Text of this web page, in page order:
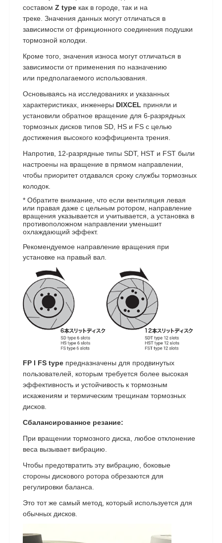
составом Z type как в городе, так и на
треке. Значения данных могут отличаться в
зависимости от фрикционного соединения подушки
тормозной колодки.
Кроме того, значения износа могут отличаться в
зависимости от применения по назначению
или предполагаемого использования.
Основываясь на исследованиях и указанных
характеристиках, инженеры DIXCEL приняли и
установили обратное вращение для 6-разрядных
тормозных дисков типов SD, HS и FS с целью
достижения высокого коэффициента трения.
Напротив, 12-разрядные типы SDT, HST и FST были
настроены на вращение в прямом направлении,
чтобы приоритет отдавался сроку службы тормозных
колодок.
* Обратите внимание, что если вентиляция левая
или правая даже с цельным ротором, направление
вращения указывается и учитывается, а установка в
противоположном направлении уменьшит
охлаждающий эффект.
Рекомендуемое направление вращения при
установке на правый вал.
FP I FS type предназначены для продвинутых
пользователей, которым требуется более высокая
эффективность и устойчивость к тормозным
искажениям и термическим трещинам тормозных
дисков.
Сбалансированное резание:
При вращении тормозного диска, любое отклонение
веса вызывает вибрацию.
Чтобы предотвратить эту вибрацию, боковые
стороны дискового ротора обрезаются для
регулировки баланса.
Это тот же самый метод, который используется для
обычных дисков.